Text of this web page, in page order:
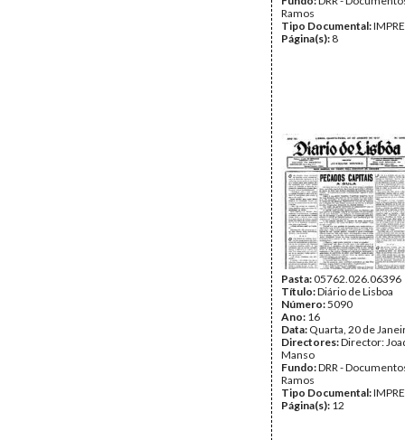
Ramos
Tipo Documental:
Página(s): 8
Pasta:05762.026.06396
Título:Diário de Lisboa
Número:5090
Ano: 16
Data: Quarta, 20 de
Directores:Director:
Manso
Fundo:DRR -
Ramos
Tipo Documental:
Página(s): 12